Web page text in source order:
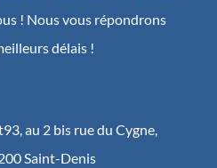
! Nous vous répondrons
délais !
au 2 bis rue du Cygne,
Saint-Denis